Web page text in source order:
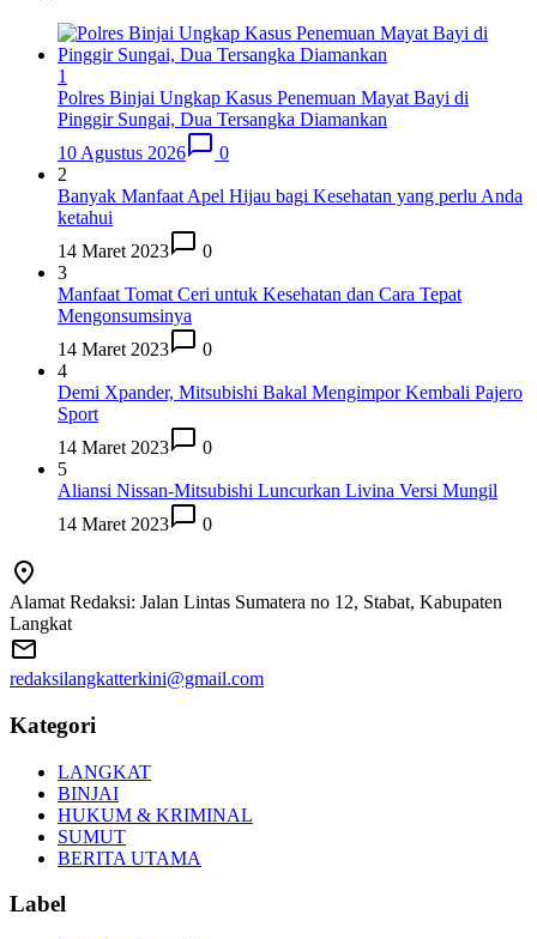
1
Polres Binjai Ungkap Kasus Penemuan Mayat Bayi di
Pinggir Sungai, Dua Tersangka Diamankan
10 Agustus 2026
0
2
Banyak Manfaat Apel Hijau bagi Kesehatan yang perlu Anda
ketahui
14 Maret 2023
0
3
Manfaat Tomat Ceri untuk Kesehatan dan Cara Tepat
Mengonsumsinya
14 Maret 2023
0
4
Demi Xpander, Mitsubishi Bakal Mengimpor Kembali Pajero
Sport
14 Maret 2023
0
5
Aliansi Nissan-Mitsubishi Luncurkan Livina Versi Mungil
14 Maret 2023
0
Alamat Redaksi: Jalan Lintas Sumatera no 12, Stabat, Kabupaten
Langkat
redaksilangkatterkini@gmail.com
Kategori
LANGKAT
BINJAI
HUKUM & KRIMINAL
SUMUT
BERITA UTAMA
Label